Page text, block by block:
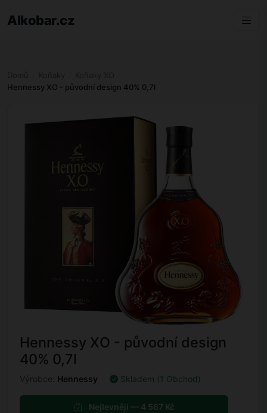
Alkobar.cz
Hennessy XO - původní design 40% 0,7l
Hennessy XO - původní design
40% 0,7l
Výrobce: Hennessy Skladem (1 Obchod)
Nejlevněji — 4 567 Kč